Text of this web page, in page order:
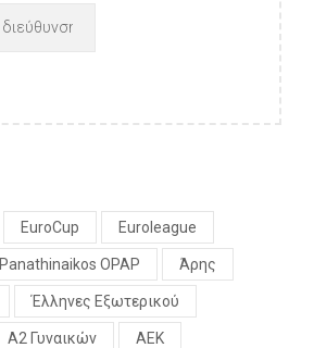
EuroCup Euroleague
Panathinaikos OPAP Άρης
Έλληνες Εξωτερικού
Α2 Γυναικών ΑΕΚ